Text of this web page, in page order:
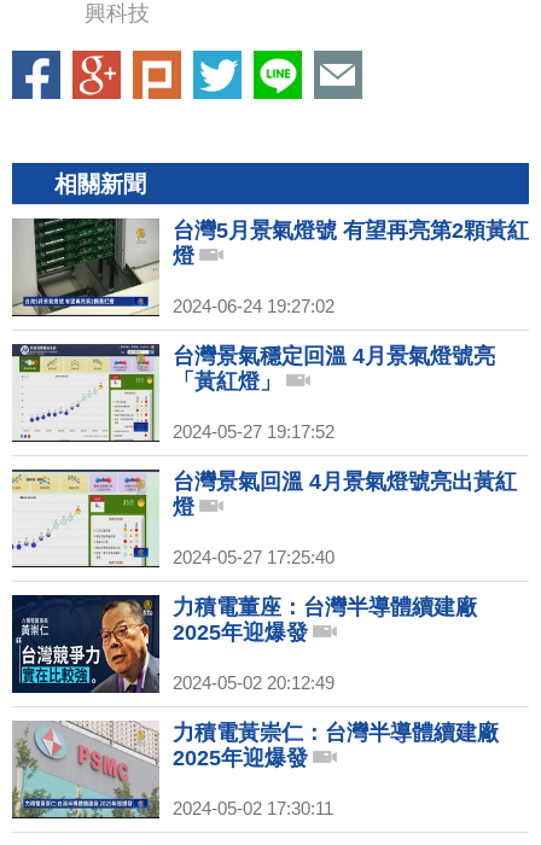
興科技
相關新聞
台灣5月景氣燈號 有望再亮第2顆黃紅
燈
2024-06-24 19:27:02
台灣景氣穩定回溫 4月景氣燈號亮
「黃紅燈」
2024-05-27 19:17:52
台灣景氣回溫 4月景氣燈號亮出黃紅
燈
2024-05-27 17:25:40
力積電董座：台灣半導體續建廠
2025年迎爆發
2024-05-02 20:12:49
力積電黃崇仁：台灣半導體續建廠
2025年迎爆發
2024-05-02 17:30:11